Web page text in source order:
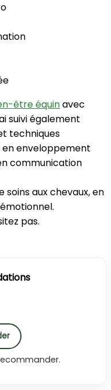
être équinavec
suivi également
techniques
en enveloppement
communication
aux chevaux, en
pas.